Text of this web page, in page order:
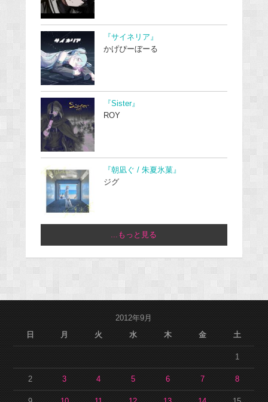
『サイネリア』
かげぴーぼーる
『Sister』
ROY
『朝凪ぐ / 朱夏氷菓』
ジグ
...もっと見る
2012年9月
日
月 火 水 木 金 土
1
2 3 4 5 6 7 8